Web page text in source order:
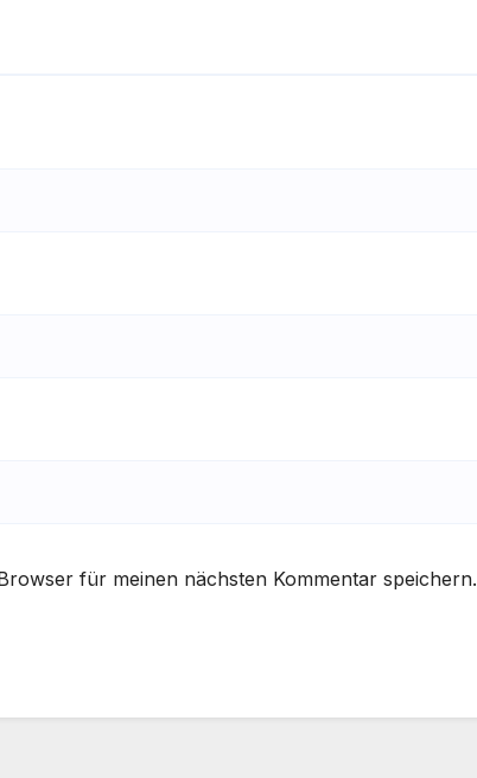
für meinen nächsten Kommentar speichern.